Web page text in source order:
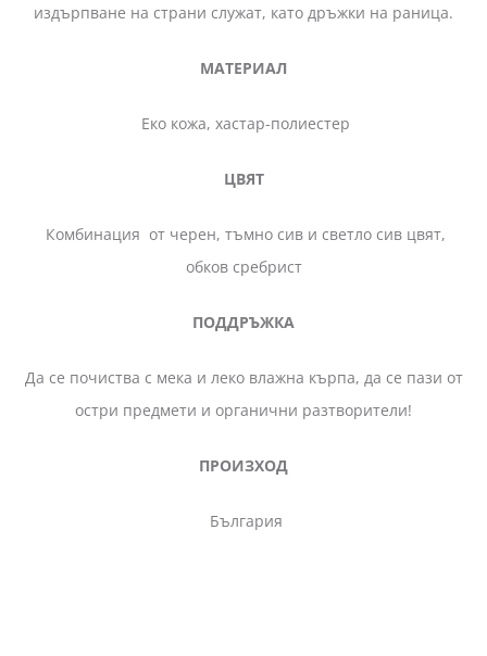
издърпване на страни служат, като дръжки на раница.
МАТЕРИАЛ
Еко кожа, хастар-полиестер
ЦВЯТ
Комбинация от черен, тъмно сив и светло сив цвят,
обков сребрист
ПОДДРЪЖКА
Да се почиства с мека и леко влажна кърпа, да се пази от
остри предмети и органични разтворители!
ПРОИЗХОД
България